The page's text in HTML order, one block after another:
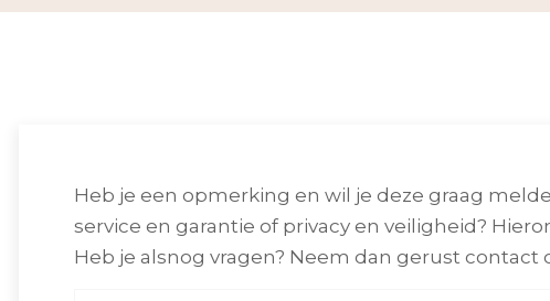
Heb je een opmerking en wil je deze graag
service en garantie of privacy en veiligheid?
Heb je alsnog vragen? Neem dan gerust contact